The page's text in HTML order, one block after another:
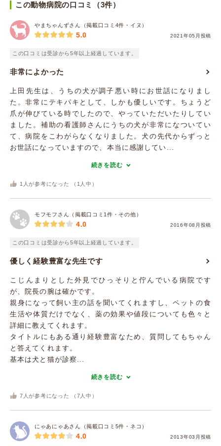
この動物病院の口コミ（3件）
やまちゃんずさん（掲載口コミ4件・イヌ）
2021年05月投稿
5.0
この口コミは受診から5年以上経過しています。
非常によかった
上田先生は、うちの犬が調子悪い時にお世話になりまし
た。非常にテキパキとして、しかも優しいです。ちょうど
爪が伸びている時でしたので、やっていただいたりしてい
ました。補助の看護師さんにうちの犬が非常になついてい
て、病院をこわがらなくなりました。犬の先代からずっと
お世話になっていますので、本当に感謝してい...
続きを読む
1 人が参考になった （ 1 人中）
モフモフさん（掲載口コミ1件・その他）
2016年08月投稿
4.0
この口コミは受診から5年以上経過しています。
優しく経験豊富な先生です
こじんまりとした外見でひっそりと佇んでいる病院です
が、院長の腕は確かです。
親身になって飼い主の話を聞いてくれますし、ペットの食
生活や体質だけでなく、薬の効果や値段についても色々と
詳細に教えてくれます。
タイトルにもある通り経験豊富なため、質問してもちゃん
と答えてくれます。
基本は犬と猫が診察...
続きを読む
7 人が参考になった （ 7 人中）
にゃあにゃあさん（掲載口コミ5件・ネコ）
2013年03月投稿
4.0